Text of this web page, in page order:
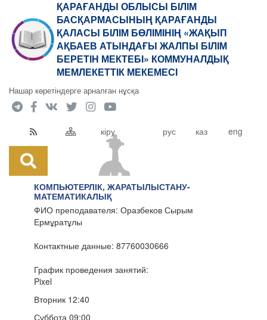
ҚАРАҒАНДЫ ОБЛЫСЫ БІЛІМ
БАСҚАРМАСЫНЫҢ ҚАРАҒАНДЫ
ҚАЛАСЫ БІЛІМ БӨЛІМІНІҢ «ЖАҚЫП
АҚБАЕВ АТЫНДАҒЫ ЖАЛПЫ БІЛІМ
БЕРЕТІН МЕКТЕБІ» КОММУНАЛДЫҚ
МЕМЛЕКЕТТІК МЕКЕМЕСІ
Нашар көретіндерге арналған нұсқа
кіру рус каз eng
КОМПЬЮТЕРЛІК, ЖАРАТЫЛЫСТАНУ-
МАТЕМАТИКАЛЫҚ
ФИО преподавателя: Оразбеков Сырым
Ермұратұлы
Контактные данные: 87760030666
График проведения занятий:
Pixel
Вторник 12:40
Суббота 09:00